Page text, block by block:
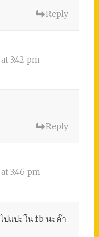
Reply
3:42 pm
Reply
3:46 pm
ปแปะใน fb นะค๊า